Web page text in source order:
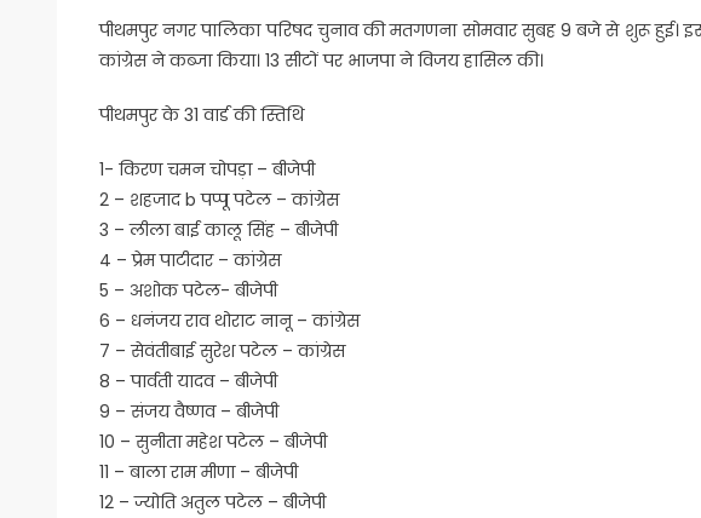
पीथमपुर नगर पालिका परिषद चुनाव की मतगणना सोमवार सुबह 9 बजे से शुरू हुई। इस
कांग्रेस ने कब्जा किया। 13 सीटों पर भाजपा ने विजय हासिल की।
पीथमपुर के 31 वार्ड की स्तिथि
1- किरण चमन चोपड़ा – बीजेपी
2 – शहजाद b पप्पू पटेल – कांग्रेस
3 – लीला बाई कालू सिंह – बीजेपी
4 – प्रेम पाटीदार – कांग्रेस
5 – अशोक पटेल- बीजेपी
6 – धनंजय राव थोराट नानू – कांग्रेस
7 – सेवंतीबाई सुरेश पटेल – कांग्रेस
8 – पार्वती यादव – बीजेपी
9 – संजय वैष्णव – बीजेपी
10 – सुनीता महेश पटेल – बीजेपी
11 – बाला राम मीणा – बीजेपी
12 – ज्योति अतुल पटेल – बीजेपी